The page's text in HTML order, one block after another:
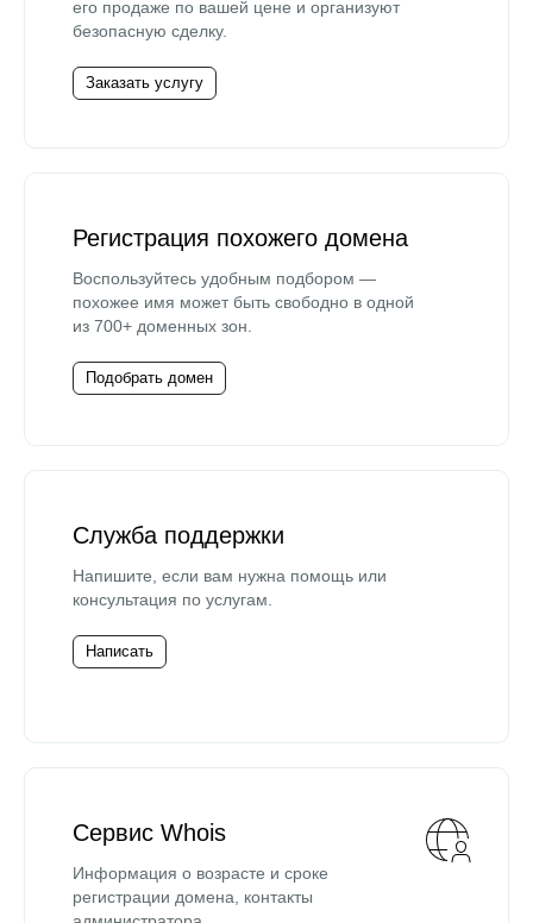
его продаже по вашей цене и организуют
безопасную сделку.
Заказать услугу
Регистрация похожего домена
Воспользуйтесь удобным подбором —
похожее имя может быть свободно в одной
из 700+ доменных зон.
Подобрать домен
Служба поддержки
Напишите, если вам нужна помощь или
консультация по услугам.
Написать
Сервис Whois
Информация о возрасте и сроке
регистрации домена, контакты